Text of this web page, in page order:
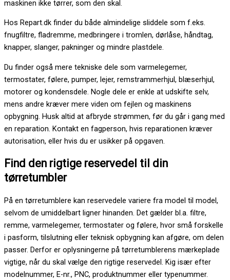
maskinen ikke tørrer, som den skal.
Hos Repart.dk finder du både almindelige sliddele som f.eks.
fnugfiltre, fladremme, medbringere i tromlen, dørlåse, håndtag,
knapper, slanger, pakninger og mindre plastdele.
Du finder også mere tekniske dele som varmelegemer,
termostater, følere, pumper, lejer, remstrammerhjul, blæserhjul,
motorer og kondensdele. Nogle dele er enkle at udskifte selv,
mens andre kræver mere viden om fejlen og maskinens
opbygning. Husk altid at afbryde strømmen, før du går i gang med
en reparation. Kontakt en fagperson, hvis reparationen kræver
autorisation, eller hvis du er usikker på opgaven.
Find den rigtige reservedel til din
tørretumbler
På en tørretumblere kan reservedele variere fra model til model,
selvom de umiddelbart ligner hinanden. Det gælder bl.a. filtre,
remme, varmelegemer, termostater og følere, hvor små forskelle
i pasform, tilslutning eller teknisk opbygning kan afgøre, om delen
passer. Derfor er oplysningerne på tørretumblerens mærkeplade
vigtige, når du skal vælge den rigtige reservedel. Kig især efter
modelnummer, E-nr., PNC, produktnummer eller typenummer.